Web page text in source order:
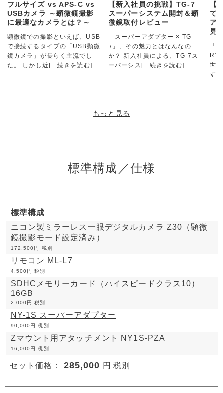
フルサイズ vs APS-C vs
USBカメラ ～顕微鏡撮影
に最適なカメラとは？～
顕微鏡での撮影といえば、USB
で接続するタイプの「USB顕微
鏡カメラ」が長らく主流でし
た。 しかし近 […続きを読む]
【新入社員の挑戦】TG-7
スーパーシステム開封＆顕
微鏡取付レビュー
「スーパーアダプター × TG-
7」、その魅力とはなんなの
か？ 新入社員による、TG-7ス
ーパーシス […続きを読む]
【
て
ア
見
「
世
す
もっと見る
標準構成／仕様
標準構成
ニコン製ミラーレス一眼デジタルカメラ Z30（顕微
鏡撮影モード設定済み）
172,500円 税別
リモコン ML-L7
4,500円 税別
SDHCメモリーカード（ハイスピードクラス10）
16GB
2,000円 税別
NY-1S スーパーアダプター
90,000円 税別
Zマウント用アタッチメント NY1S-PZA
16,000円 税別
セット価格： 285,000 円 税別